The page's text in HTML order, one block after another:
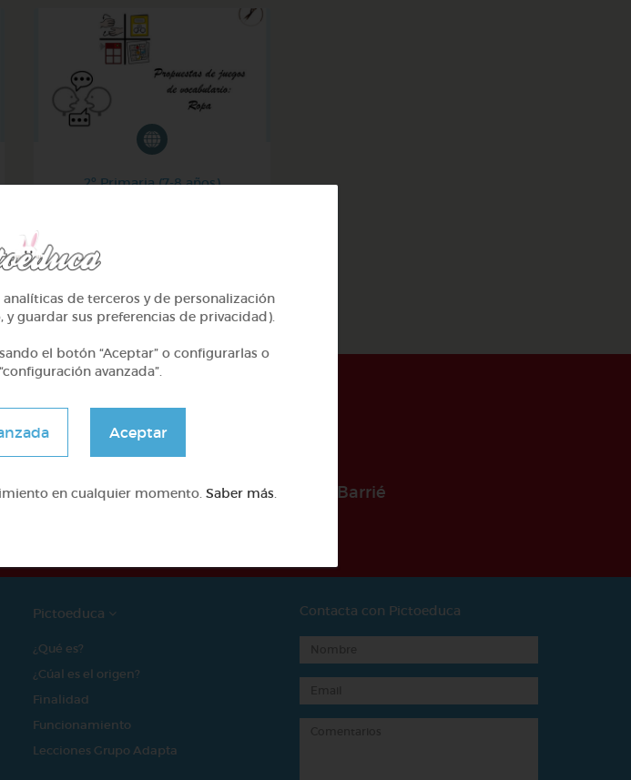
2º Primaria (7-8 años)
gracias al mecenazgo de la Fundación Barrié
Pictoeduca
¿Qué es?
¿Cúal es el origen?
Finalidad
Funcionamiento
Lecciones Grupo Adapta
Contacta con Pictoeduca
de terceros y de personalización
guardar sus preferencias de privacidad).
el botón “Aceptar” o configurarlas o
avanzada”.
Aceptar
en cualquier momento. Saber más.